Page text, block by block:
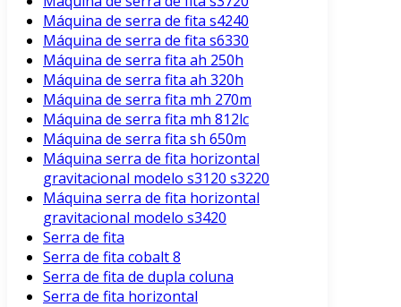
Máquina de serra de fita s4240
Máquina de serra de fita s6330
Máquina de serra fita ah 250h
Máquina de serra fita ah 320h
Máquina de serra fita mh 270m
Máquina de serra fita mh 812lc
Máquina de serra fita sh 650m
Máquina serra de fita horizontal
gravitacional modelo s3120 s3220
Máquina serra de fita horizontal
gravitacional modelo s3420
Serra de fita
Serra de fita cobalt 8
Serra de fita de dupla coluna
Serra de fita horizontal